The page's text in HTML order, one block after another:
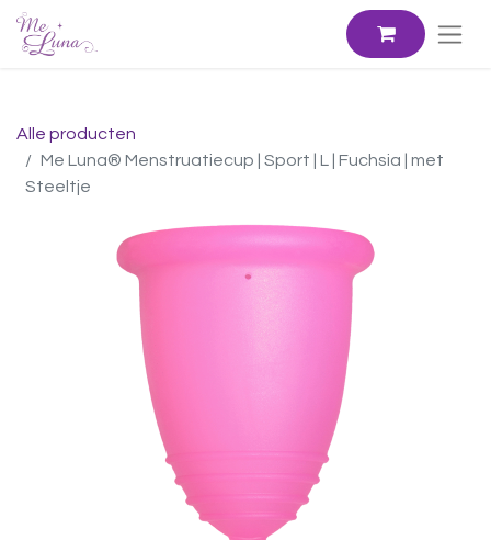
Alle producten
Me Luna® Menstruatiecup | Sport | L | Fuchsia | met
Steeltje